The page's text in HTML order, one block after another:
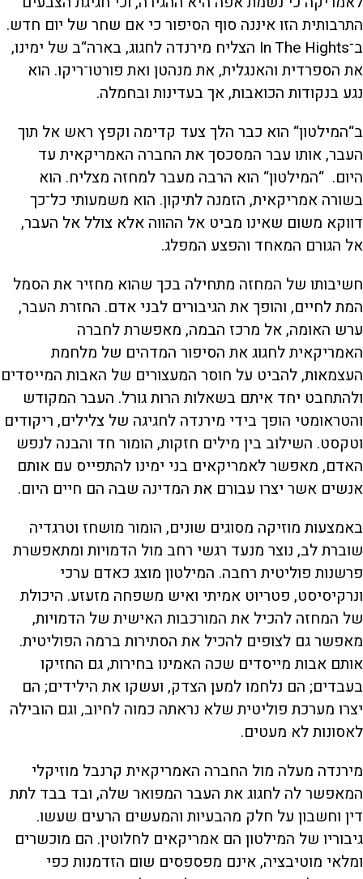
התרבותית הזו איננה סוף הסיפור כי אם שחר של יום חדש.
ב־In The Hights הצליח מירנדה לחגוג, בארה“ב של ימינו,
את הספרדית והאנגלית, את מנהטן ואת פורטו־ריקו. הוא
נגע בנקודות הכואבות, אך בעדינות ובחמלה.
ב“המילטון“ הוא כבר הלך צעד קדימה וקפץ ראש אל תוך
העבר, אותו עבר המסכסך את החברה האמריקאית עד
היום. “המילטון“ הוא הרבה מעבר למחזה מצליח. הוא
בשורה אמריקאית, הזמנה לתיקון. הוא משמעותי כל־כך
דווקא משום שאינו מביט אל ההווה אלא צולל אל העבר,
אל הגורם המאחד והפצע המפלג.
חשיבותו של המחזה מתחילה בכך שהוא מחזיר את הסמל
המת לחיים, והופך את הגיבורים לבני אדם. החזרת העבר,
ערש האומה, אל מרכז הבמה, מאפשרת לחברה
האמריקאית לחגוג את הסיפור המדהים של מלחמת
העצמאות, להביט על חוסר המעצורים של האבות המייסדים
ולהתחבט יחד איתם בשאלות הרות גורל. העבר המקודש
והטראומטי הופך בידי מירנדה לחגיגה של צלילים, ריקודים
וטקסט. השילוב בין מילים חזקות, הומור חד והבנה לנפש
האדם, מאפשר לאמריקאים בני ימינו להתפייס עם אותם
אנשים אשר יצרו עבורם את המדינה שבה הם חיים היום.
באמצעות מוזיקה מסוגים שונים, הומור מושחז וטרגדיה
שוברת לב, נוצר מנעד רגשי רחב מול הדמויות ומתאפשרת
פרשנות פוליטית רחבה. המילטון מוצג כאדם ערכי
ונרקיסיסט, פטריוט אמיתי ואיש משפחה מזעזע. היכולת
של המחזה להכיל את המורכבות האישית של הדמויות,
מאפשר גם לצופים להכיל את הסתירות ברמה הפוליטית.
אותם אבות מייסדים שכה האמינו בחירות, גם החזיקו
בעבדים; הם נלחמו למען הצדק, ועשקו את הילידים; הם
יצרו מערכת פוליטית שלא נראתה כמוה לחיוב, וגם הובילה
לאסונות לא מעטים.
מירנדה מעלה מול החברה האמריקאית קרנבל מוזיקלי
המאפשר לה לחגוג את העבר המפואר שלה, ובד בבד לתת
דין וחשבון על חלק מהבעיות והמעשים הרעים שעשו.
גיבוריו של המילטון הם אמריקאים לחלוטין. הם מוכשרים
ומלאי מוטיבציה, אינם מפספסים שום הזדמנות כפי